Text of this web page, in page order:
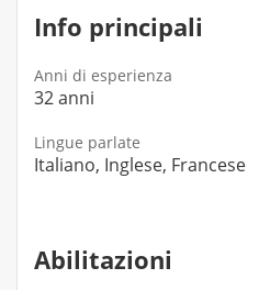
Info principali
Anni di esperienza
32 anni
Lingue parlate
Italiano, Inglese, Francese
Abilitazioni